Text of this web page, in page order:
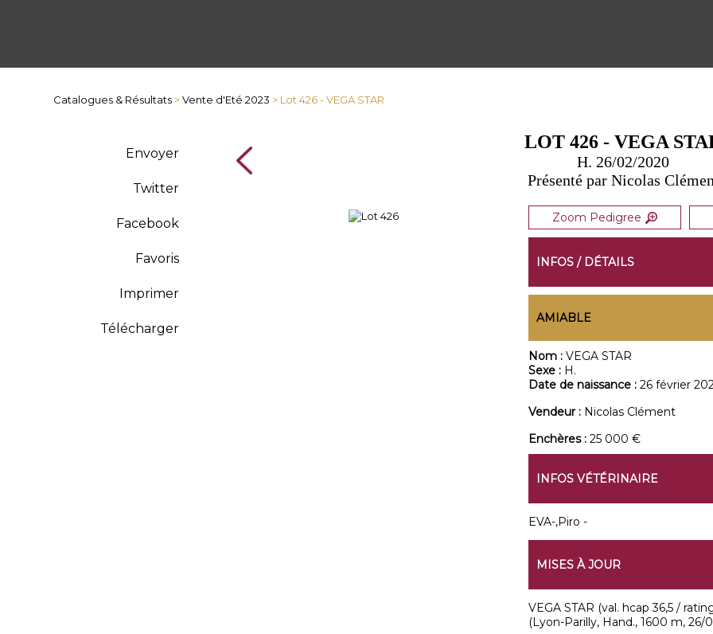
Catalogues & Résultats >Vente d'Eté 2023 > Lot 426 - VEGA STAR
Envoyer
Twitter
Facebook
Favoris
Imprimer
Télécharger
LOT 426 - VEGA
H. 26/02/2020
Présenté par Nicolas
Zoom Pedigree
INFOS / DÉTAILS
AMIABLE
Nom : VEGA STAR
Sexe : H.
Date de naissance : 26 février
Vendeur : Nicolas Clément
Enchères : 25 000 €
INFOS VÉTÉRINAIRE
EVA-,Piro -
MISES À JOUR
VEGA STAR (val. hcap 36,5 /
(Lyon-Parilly, Hand., 1600 m, 26/